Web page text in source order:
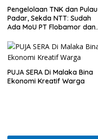
Pengelolaan TNK dan Pulau
Padar, Sekda NTT: Sudah
Ada MoU PT Flobamor dan
PUJA SERA Di Malaka Bina
Ekonomi Kreatif Warga